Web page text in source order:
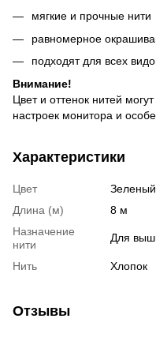
мягкие и прочные нити
равномерное
подходят для всех
Внимание!
Цвет и оттенок нитей
настроек монитора и
Характеристики
Цвет
Зеленый
Длина (м)
8 м
Назначение
нити
Для
Нить Хлопок
Отзывы